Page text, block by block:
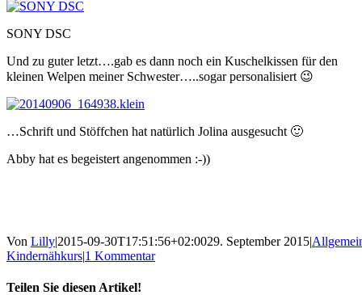
SONY DSC
Und zu guter letzt….gab es dann noch ein Kuschelkissen für den
kleinen Welpen meiner Schwester…..sogar personalisiert 😉
…Schrift und Stöffchen hat natürlich Jolina ausgesucht 🙂
Abby hat es begeistert angenommen :-))
Von Lilly|2015-09-30T17:51:56+02:0029. September 2015|
Kindernähkurs|1 Kommentar
Teilen Sie diesen Artikel!